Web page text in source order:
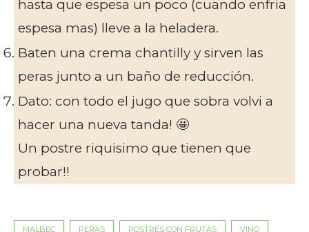
hasta que espesa un poco (cuando enfria
espesa mas) lleve a la heladera.
Baten una crema chantilly y sirven las
peras junto a un baño de reducción.
Dato: con todo el jugo que sobra volvi a
hacer una nueva tanda! 🤩
Un postre riquisimo que tienen que
probar!!
MALBEC PERAS POSTRES CON FRUTAS VINO